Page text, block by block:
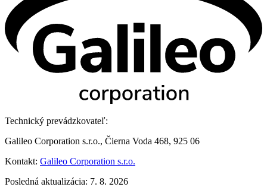
Technický prevádzkovateľ:
Galileo Corporation s.r.o., Čierna Voda 468, 925 06
Kontakt: Galileo Corporation s.r.o.
Posledná aktualizácia: 7. 8. 2026